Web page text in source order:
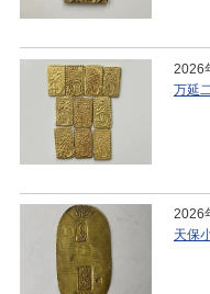
2026
万延
2026
天保